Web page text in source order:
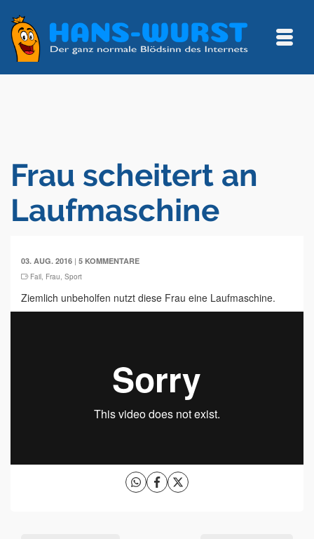
Frau scheitert an
Laufmaschine
03. AUG. 2016 | 5 KOMMENTARE
Fail, Frau, Sport
Ziemlich unbeholfen nutzt diese Frau eine Laufmaschine.